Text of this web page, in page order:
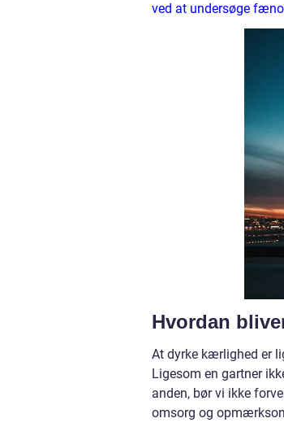
ved at undersøge
Hvordan
At dyrke kærlighed er
Ligesom en gartner
anden, bør vi ikke
omsorg og